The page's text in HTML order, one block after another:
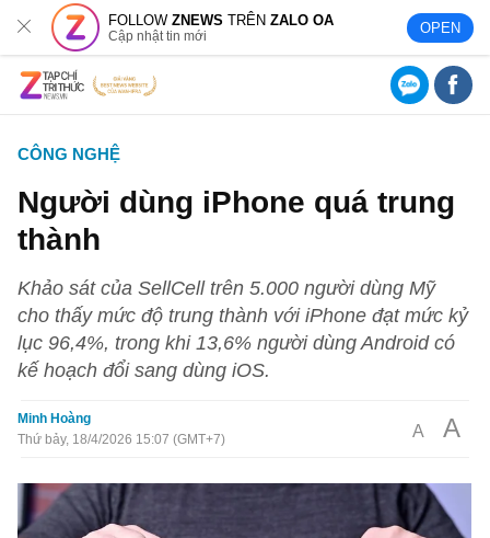
FOLLOWZNEWS TRÊNZALO OA
Cập nhật tin mới OPEN
CÔNG NGHỆ
Người dùng iPhone quá trung
thành
Khảo sát của SellCell trên 5.000 người dùng Mỹ
cho thấy mức độ trung thành với iPhone đạt mức kỷ
lục 96,4%, trong khi 13,6% người dùng Android có
kế hoạch đổi sang dùng iOS.
Minh Hoàng
Thứ bảy, 18/4/2026 15:07 (GMT+7)
A A